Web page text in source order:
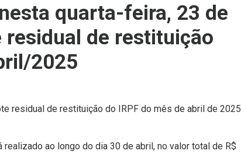
quarta-feira, 23 de
de restituição
2025
residual de restituição do IRPF do mês de abril de 2025
ao longo do dia 30 de abril, no valor total de R$